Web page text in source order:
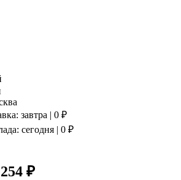
завтра | 0 ₽
сегодня | 0 ₽
₽